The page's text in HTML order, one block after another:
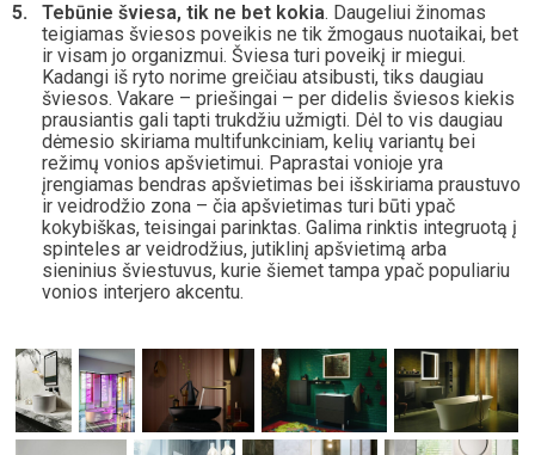
Tebūnie šviesa, tik ne bet kokia. Daugeliui žinomas
teigiamas šviesos poveikis ne tik žmogaus nuotaikai, bet
ir visam jo organizmui. Šviesa turi poveikį ir miegui.
Kadangi iš ryto norime greičiau atsibusti, tiks daugiau
šviesos. Vakare – priešingai – per didelis šviesos kiekis
prausiantis gali tapti trukdžiu užmigti. Dėl to vis daugiau
dėmesio skiriama multifunkciniam, kelių variantų bei
režimų vonios apšvietimui. Paprastai vonioje yra
įrengiamas bendras apšvietimas bei išskiriama praustuvo
ir veidrodžio zona – čia apšvietimas turi būti ypač
kokybiškas, teisingai parinktas. Galima rinktis integruotą į
spinteles ar veidrodžius, jutiklinį apšvietimą arba
sieninius šviestuvus, kurie šiemet tampa ypač populiariu
vonios interjero akcentu.